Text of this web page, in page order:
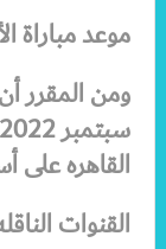
موعد مباراة
القاهره على
القنوات